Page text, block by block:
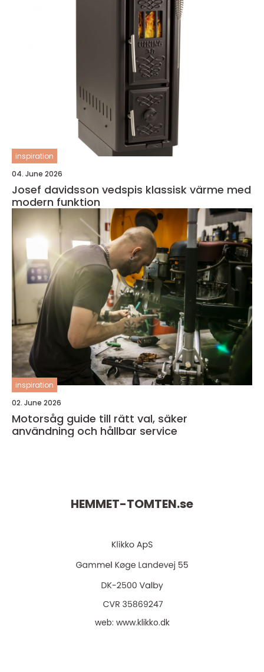
inspiration
04. June 2026
Josef davidsson vedspis klassisk värme med
modern funktion
inspiration
02. June 2026
Motorsåg guide till rätt val, säker
användning och hållbar service
HEMMET-TOMTEN.se
web: www.klikko.dk